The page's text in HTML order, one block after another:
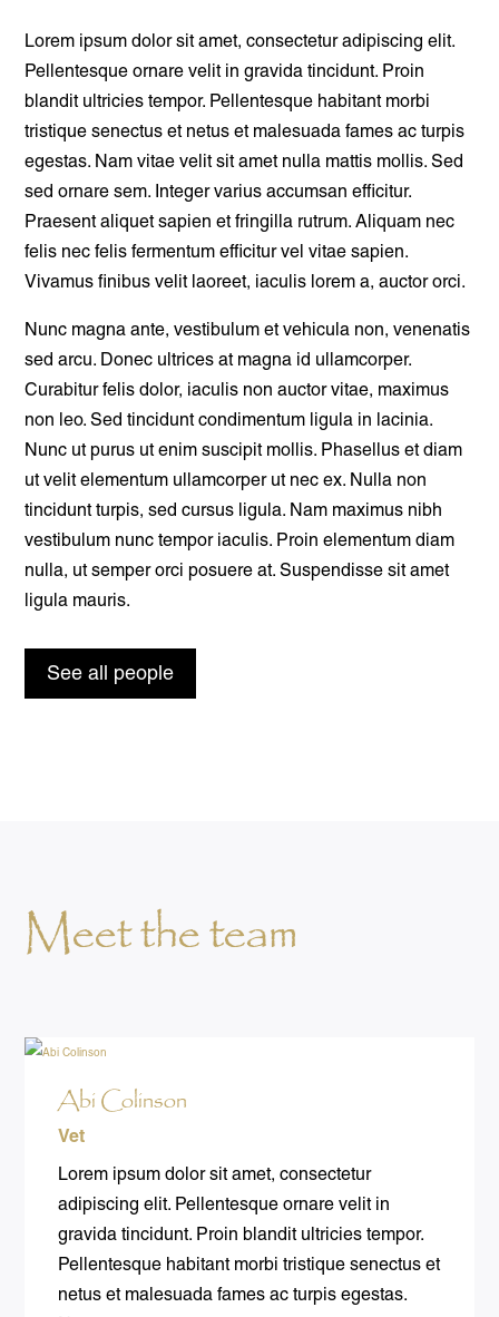
Lorem ipsum dolor sit amet, consectetur adipiscing elit.
Pellentesque ornare velit in gravida tincidunt. Proin
blandit ultricies tempor. Pellentesque habitant morbi
tristique senectus et netus et malesuada fames ac turpis
egestas. Nam vitae velit sit amet nulla mattis mollis. Sed
sed ornare sem. Integer varius accumsan efficitur.
Praesent aliquet sapien et fringilla rutrum. Aliquam nec
felis nec felis fermentum efficitur vel vitae sapien.
Vivamus finibus velit laoreet, iaculis lorem a, auctor orci.
Nunc magna ante, vestibulum et vehicula non, venenatis
sed arcu. Donec ultrices at magna id ullamcorper.
Curabitur felis dolor, iaculis non auctor vitae, maximus
non leo. Sed tincidunt condimentum ligula in lacinia.
Nunc ut purus ut enim suscipit mollis. Phasellus et diam
ut velit elementum ullamcorper ut nec ex. Nulla non
tincidunt turpis, sed cursus ligula. Nam maximus nibh
vestibulum nunc tempor iaculis. Proin elementum diam
nulla, ut semper orci posuere at. Suspendisse sit amet
ligula mauris.
See all people
Meet the team
Abi Colinson
Vet
Lorem ipsum dolor sit amet, consectetur
adipiscing elit. Pellentesque ornare velit in
gravida tincidunt. Proin blandit ultricies tempor.
Pellentesque habitant morbi tristique senectus et
netus et malesuada fames ac turpis egestas.